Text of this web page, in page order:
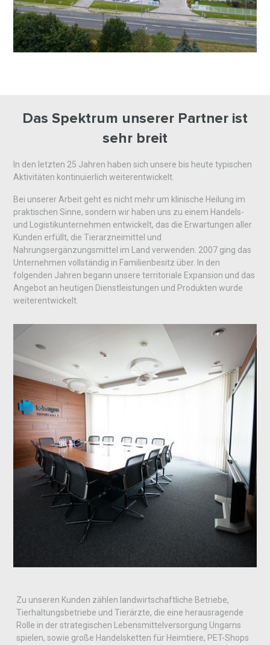
Das Spektrum unserer Partner ist
sehr breit
In den letzten 25 Jahren haben sich unsere bis heute typischen
Aktivitäten kontinuierlich weiterentwickelt.
Bei unserer Arbeit geht es nicht mehr um klinische Heilung im
praktischen Sinne, sondern wir haben uns zu einem Handels-
und Logistikunternehmen entwickelt, das die Erwartungen aller
Kunden erfüllt, die Tierarzneimittel und
Nahrungsergänzungsmittel im Land verwenden. 2007 ging das
Unternehmen vollständig in Familienbesitz über. In den
folgenden Jahren begann unsere territoriale Expansion und das
Angebot an heutigen Dienstleistungen und Produkten wurde
weiterentwickelt.
Zu unseren Kunden zählen landwirtschaftliche Betriebe,
Tierhaltungsbetriebe und Tierärzte, die eine herausragende
Rolle in der strategischen Lebensmittelversorgung Ungarns
spielen, sowie große Handelsketten für Heimtiere, PET-Shops